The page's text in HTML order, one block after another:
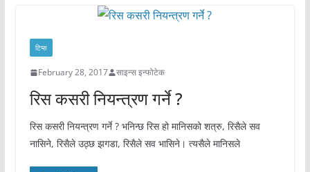
टिप्स
February 28, 2017 साइन्स इन्फोटेक
रिस कसरी नियन्त्रण गर्ने ?
रिस कसरी नियन्त्रण गर्ने ? भनिन्छ रिस हो मानिसको शत्रु, रिसैले सव
नासिने, रिसैले उठ्छ झगडा, रिसैले सव भासिने। त्यसैले मानिसले